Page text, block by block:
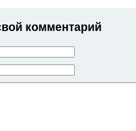
комментарий